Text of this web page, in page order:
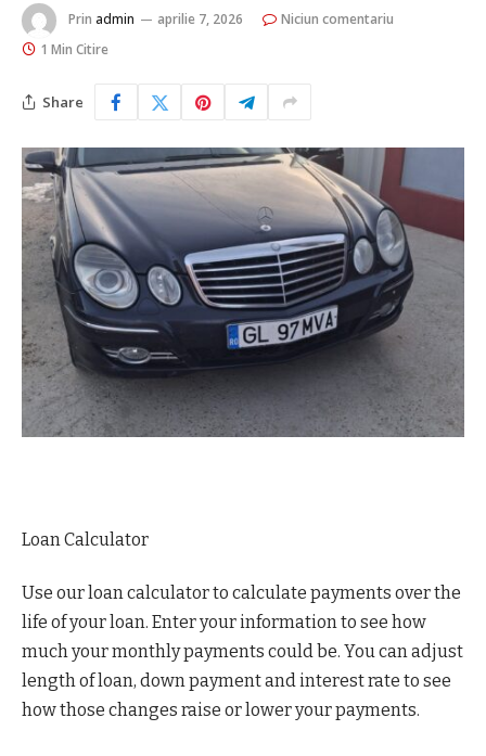
Prin admin aprilie 7, 2026
Niciun comentariu
1 Min Citire
Share
Loan Calculator
Use our loan calculator to calculate payments over the
life of your loan. Enter your information to see how
much your monthly payments could be. You can adjust
length of loan, down payment and interest rate to see
how those changes raise or lower your payments.